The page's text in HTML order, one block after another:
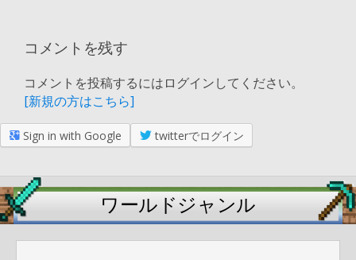
コメントを残す
コメントを投稿するにはログインしてください。
[新規の方はこちら]
Sign in with Google twitterでログイン
ワールドジャンル